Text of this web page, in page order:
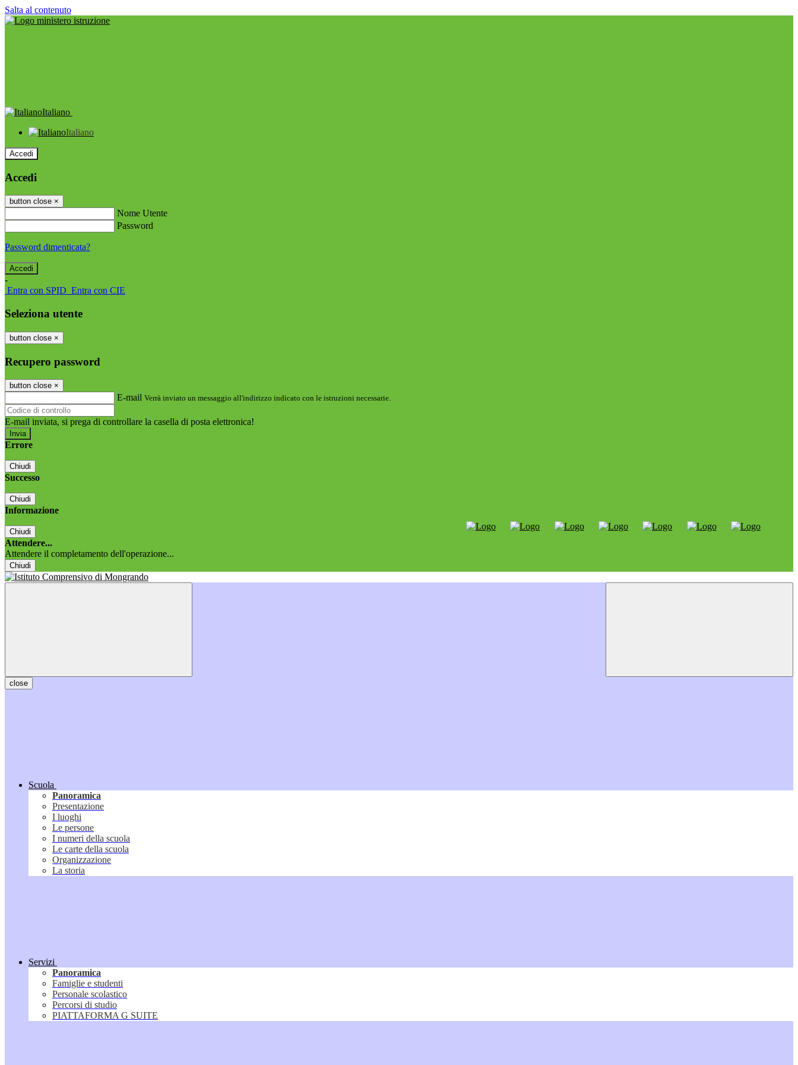
Salta al contenuto
Italiano
Italiano
Accedi
Accedi
button close ×
Nome Utente
Password
Password dimenticata?
-
Entra con SPID Entra con CIE
Seleziona utente
button close ×
Recupero password
button close ×
E-mail Verrà inviato un messaggio all'indirizzo indicato con le istruzioni necessarie.
E-mail inviata, si prega di controllare la casella di posta elettronica!
Errore
Chiudi
Successo
Chiudi
Informazione
Chiudi
Attendere...
Attendere il completamento dell'operazione...
Chiudi
close
Scuola
Panoramica
Presentazione
I luoghi
Le persone
I numeri della scuola
Le carte della scuola
Organizzazione
La storia
Servizi
Panoramica
Famiglie e studenti
Personale scolastico
Percorsi di studio
PIATTAFORMA G SUITE